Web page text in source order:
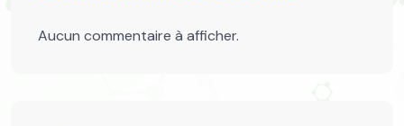
Aucun commentaire à afficher.